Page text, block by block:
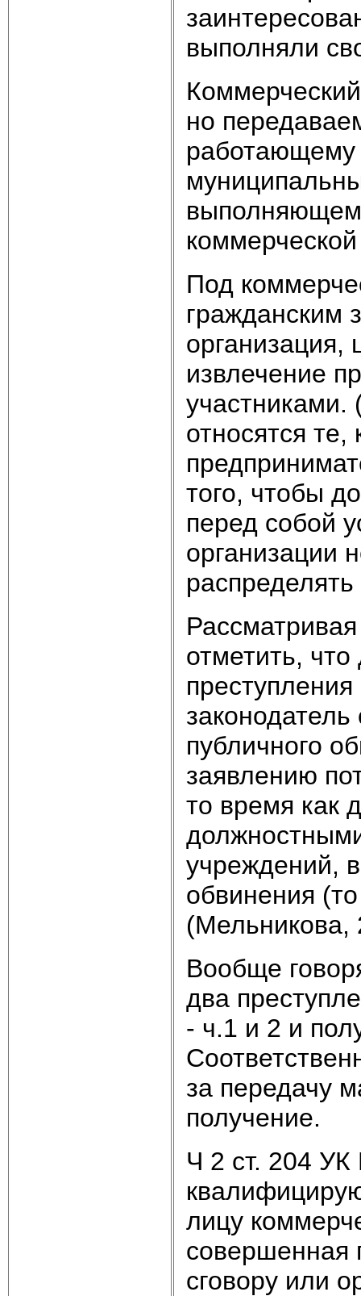
выполняли
но
работающему
Под
гражданским
организация,
извлечение
относятся
того, чтобы
перед собой
организации
отметить,
публичного
заявлению
то время как
учреждений,
обвинения
(Мельникова,
Вообще
два
- ч.1 и 2 и
за передачу
получение.
Ч 2 ст. 204
лицу
совершенная
сговору или